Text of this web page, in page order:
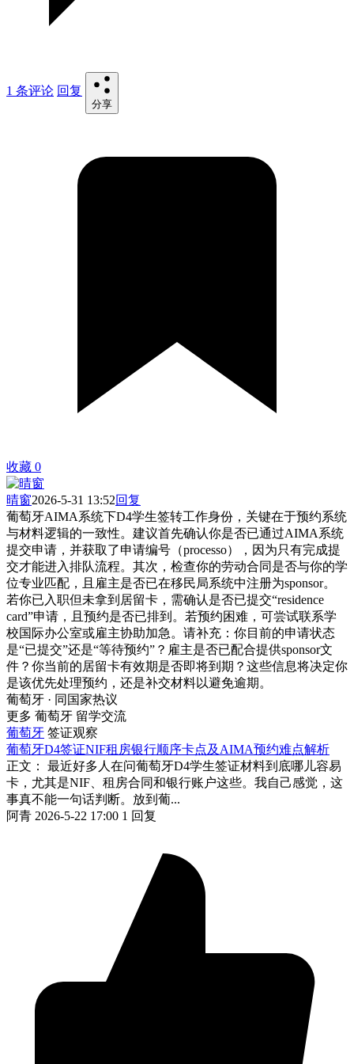
1 条评论 回复
分享
收藏 0
晴窗2026-5-31 13:52回复
葡萄牙AIMA系统下D4学生签转工作身份，关键在于预约系统
与材料逻辑的一致性。建议首先确认你是否已通过AIMA系统
提交申请，并获取了申请编号（processo），因为只有完成提
交才能进入排队流程。其次，检查你的劳动合同是否与你的学
位专业匹配，且雇主是否已在移民局系统中注册为sponsor。
若你已入职但未拿到居留卡，需确认是否已提交“residence
card”申请，且预约是否已排到。若预约困难，可尝试联系学
校国际办公室或雇主协助加急。请补充：你目前的申请状态
是“已提交”还是“等待预约”？雇主是否已配合提供sponsor文
件？你当前的居留卡有效期是否即将到期？这些信息将决定你
是该优先处理预约，还是补交材料以避免逾期。
葡萄牙 · 同国家热议
更多 葡萄牙 留学交流
葡萄牙 签证观察
葡萄牙D4签证NIF租房银行顺序卡点及AIMA预约难点解析
正文： 最近好多人在问葡萄牙D4学生签证材料到底哪儿容易
卡，尤其是NIF、租房合同和银行账户这些。我自己感觉，这
事真不能一句话判断。放到葡...
阿青 2026-5-22 17:00 1 回复